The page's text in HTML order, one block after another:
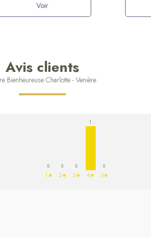
Voir
Avis clients
Bienheureuse Charlotte - Venière
0
1★
0
2★
0
3★
1
4★
0
5★